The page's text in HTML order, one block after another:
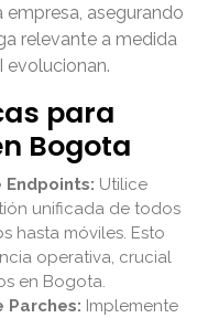
asegurando
relevante a medida
evolucionan.
para
Bogota
Utilice
unificada de todos
hasta móviles. Esto
operativa, crucial
en Bogota.
Parches: Implemente